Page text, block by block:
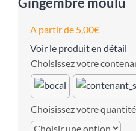
A partir de 5,00€
Voir le produit en détail
quantité